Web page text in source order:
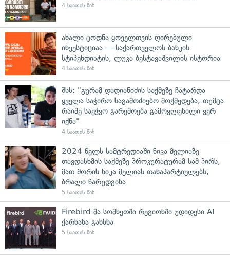
4 საათის წინ
ახალი ცოდნა ყოველთვის ღირებული
ინვესტიციაა — საქართველოს ბანკის
სტიპენდიატის, ლუკა ბესტავაშვილის ისტორია
4 საათის წინ
შსს: "გურამ დადიანიძის საქმეზე ჩატარდა
ყველა საჭირო საგამოძიებო მოქმედება, თუმცა
რაიმე საეჭვო გარემოება გამოვლენილი ვერ
იქნა"
4 საათის წინ
2024 წელს სამტრედიაში ნიკა მელიაზე
თავდასხმის საქმეზე პროკურატურამ სამ პირს,
მათ შორის ნიკა მელიას თანაპარტიელებს,
ბრალი წარუდგინა
5 საათის წინ
Firebird-მა სომხეთში რეგიონში უდიდესი AI
ქარხანა გახსნა
5 საათის წინ